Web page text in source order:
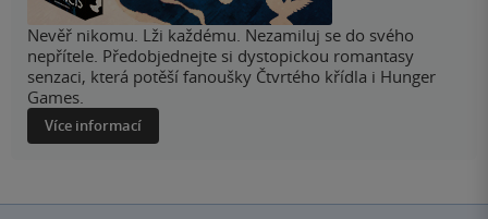
Nevěř nikomu. Lži každému. Nezamiluj se do svého
nepřítele. Předobjednejte si dystopickou romantasy
senzaci, která potěší fanoušky Čtvrtého křídla i Hunger
Games.
Více informací